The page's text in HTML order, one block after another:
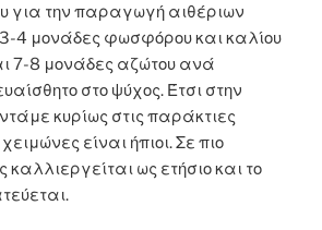
για την παραγωγή αιθέριων
4 μονάδες φωσφόρου και καλίου
7-8 μονάδες αζώτου ανά
στο ψύχος. Έτσι στην
κυρίως στις παράκτιες
είναι ήπιοι. Σε πιο
καλλιεργείται ως ετήσιο και το